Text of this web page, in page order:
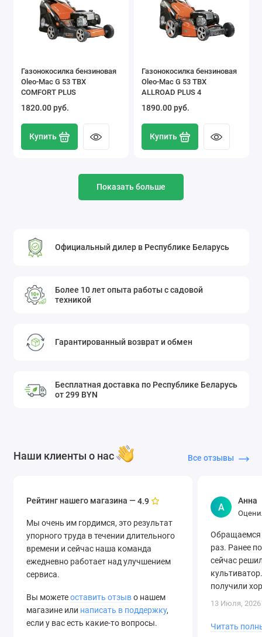
Газонокосилка бензиновая
Oleo-Mac G 53 TBX
COMFORT PLUS
1820.00 pуб.
Купить
Газонокосилка бензиновая
Oleo-Mac G 53 TBX
ALLROAD PLUS 4
1890.00 pуб.
Купить
Показать больше
Официальный дилер в Республике Беларусь
Более 10 лет опыта работы с садовой
техникой
Гарантированный возврат и обмен
Бесплатная доставка по Республике Беларусь
от 299 BYN
Наши клиенты о нас Все отзывы
Рейтинг нашего магазина —4.9
Мы очень им гордимся, это результат
упорного труда в течении длительного
времени и сейчас наша команда
ежедневно работает над улучшением
сервиса.
Вы можетеоставить отзыво нашем
магазине или написать в поддержку,
если у вас есть какие-то вопросы.
А
Анна
Обращаемся
раз. Ранее
сейчас
получили
быструю
13 Июля, 2026
Читать